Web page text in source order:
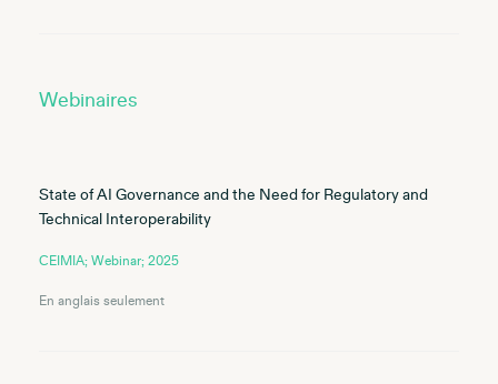
Webinaires
State of AI Governance and the Need for Regulatory and
Technical Interoperability
CEIMIA; Webinar; 2025
En anglais seulement